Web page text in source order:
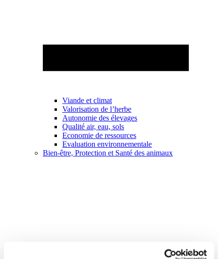
Viande et climat
Valorisation de l’herbe
Autonomie des élevages
Qualité air, eau, sols
Economie de ressources
Evaluation environnementale
Bien-être, Protection et Santé des animaux